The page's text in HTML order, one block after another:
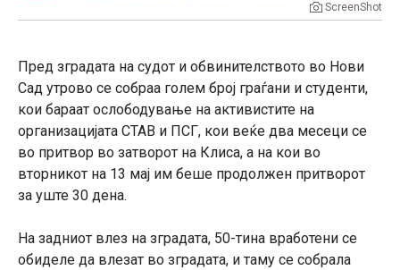
ScreenShot
Пред зградата на судот и обвинителството во Нови
Сад утрово се собраа голем број граѓани и студенти,
кои бараат ослободување на активистите на
организацијата СТАВ и ПСГ, кои веќе два месеци се
во притвор во затворот на Клиса, а на кои во
вторникот на 13 мај им беше продолжен притворот
за уште 30 дена.
На задниот влез на зградата, 50-тина вработени се
обиделе да влезат во зградата, и таму се собрала